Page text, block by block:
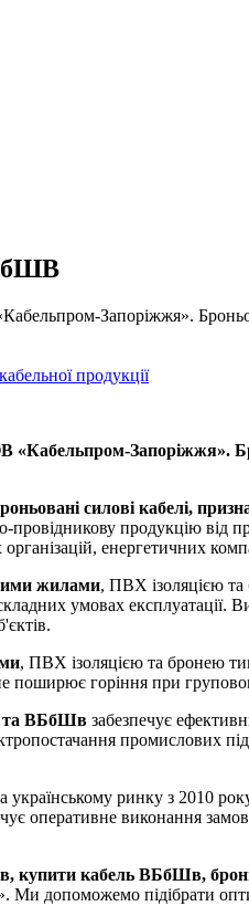
Запоріжжя».
продукції
Запоріжжя».
силові кабелі,
продукцію від
енергетичних
жилами, ПВХ ізоляцією
умовах
, ПВХ ізоляцією та бронею
поширює горіння при
та ВБбШв забезпечує
промислових
ринку з 2010
оперативне виконання
кабель ВБбШв,
допоможемо підібрати